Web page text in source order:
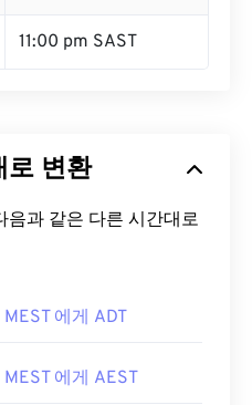
11:00 pm SAST
로 변환
음과 같은 다른 시간대로
MEST 에게 ADT
MEST 에게 AEST